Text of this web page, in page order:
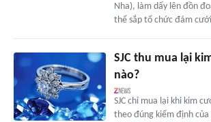
Nha), làm dấy lên đồn
thể sắp tổ chức đám
SJC thu mua lại
nào?
SJC chỉ mua lại khi kim
theo đúng kiểm định của